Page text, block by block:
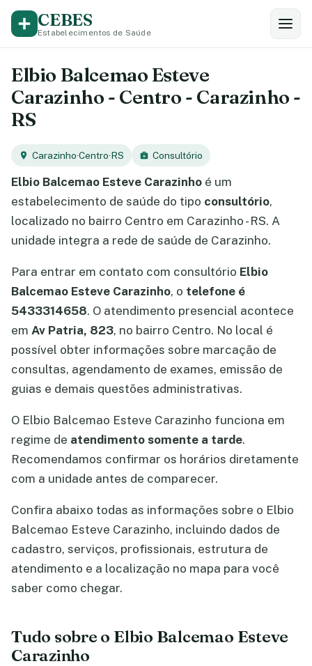
CEBES
Estabelecimentos de Saúde
Elbio Balcemao Esteve
Carazinho - Centro - Carazinho -
RS
Carazinho·Centro·RS Consultório
Elbio Balcemao Esteve Carazinho é um
estabelecimento de saúde do tipo consultório,
localizado no bairro Centro em Carazinho - RS. A
unidade integra a rede de saúde de Carazinho.
Para entrar em contato com consultório Elbio
Balcemao Esteve Carazinho, o telefone é
5433314658. O atendimento presencial acontece
em Av Patria, 823, no bairro Centro. No local é
possível obter informações sobre marcação de
consultas, agendamento de exames, emissão de
guias e demais questões administrativas.
O Elbio Balcemao Esteve Carazinho funciona em
regime de atendimento somente a tarde.
Recomendamos confirmar os horários diretamente
com a unidade antes de comparecer.
Confira abaixo todas as informações sobre o Elbio
Balcemao Esteve Carazinho, incluindo dados de
cadastro, serviços, profissionais, estrutura de
atendimento e a localização no mapa para você
saber como chegar.
Tudo sobre o Elbio Balcemao Esteve
Carazinho